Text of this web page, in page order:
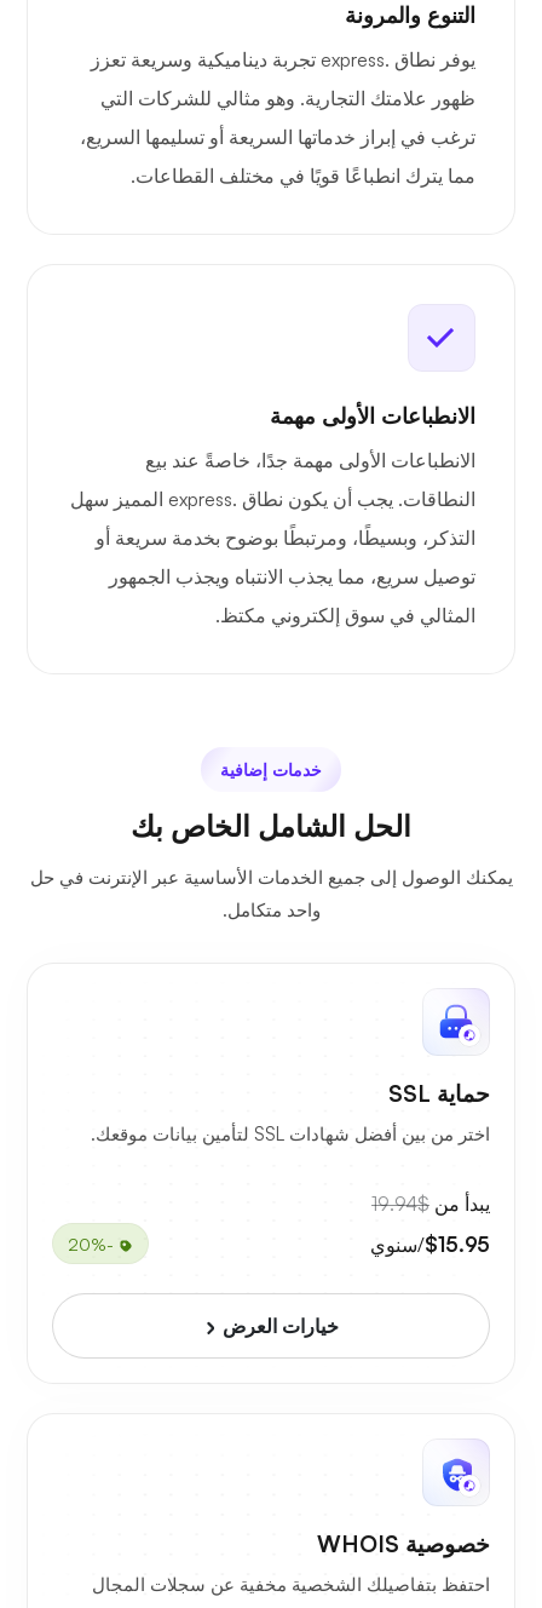
التنوع والمرونة
يوفر نطاق .express تجربة ديناميكية وسريعة تعزز
ظهور علامتك التجارية. وهو مثالي للشركات التي
ترغب في إبراز خدماتها السريعة أو تسليمها السريع،
مما يترك انطباعًا قويًا في مختلف القطاعات.
الانطباعات الأولى مهمة
الانطباعات الأولى مهمة جدًا، خاصةً عند بيع
النطاقات. يجب أن يكون نطاق .express المميز سهل
التذكر، وبسيطًا، ومرتبطًا بوضوح بخدمة سريعة أو
توصيل سريع، مما يجذب الانتباه ويجذب الجمهور
المثالي في سوق إلكتروني مكتظ.
خدمات إضافية
الحل الشامل الخاص بك
يمكنك الوصول إلى جميع الخدمات الأساسية عبر الإنترنت في حل
واحد متكامل.
حماية SSL
اختر من بين أفضل شهادات SSL لتأمين بيانات موقعك.
يبدأ من $19.94
$15.95/سنوي -20%
خيارات العرض
خصوصية WHOIS
احتفظ بتفاصيلك الشخصية مخفية عن سجلات المجال